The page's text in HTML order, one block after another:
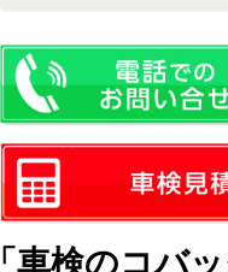
車検のコバック」
店舗写真集